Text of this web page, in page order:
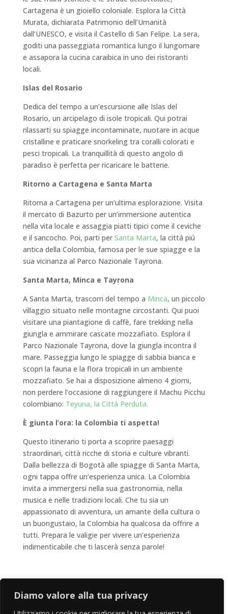
Diamo valore alla tua privacy
Cartagena è un gioiello coloniale. Esplora la Città
Murata, dichiarata Patrimonio dell’Umanità
dall’UNESCO, e visita il Castello di San Felipe. La sera,
goditi una passeggiata romantica lungo il lungomare
e assapora la cucina caraibica in uno dei ristoranti
locali.
Islas del Rosario
Dedica del tempo a un’escursione alle Islas del
Rosario, un arcipelago di isole tropicali. Qui potrai
rilassarti su spiagge incontaminate, nuotare in acque
cristalline e praticare snorkeling tra coralli colorati e
pesci tropicali. La tranquillità di questo angolo di
paradiso è perfetta per ricaricare le batterie.
Ritorno a Cartagena e Santa Marta
Ritorna a Cartagena per un’ultima esplorazione. Visita
il mercato di Bazurto per un’immersione autentica
nella vita locale e assaggia piatti tipici come il ceviche
e il sancocho. Poi, parti per Santa Marta, la cittá piú
antica della Colombia, famosa per le sue spiagge e la
sua vicinanza al Parco Nazionale Tayrona.
Santa Marta, Minca e Tayrona
A Santa Marta, trascorri del tempo a Minca, un piccolo
villaggio situato nelle montagne circostanti. Qui puoi
visitare una piantagione di caffè, fare trekking nella
giungla e ammirare cascate mozzafiato. Esplora il
Parco Nazionale Tayrona, dove la giungla incontra il
mare. Passeggia lungo le spiagge di sabbia bianca e
scopri la fauna e la flora tropicali in un ambiente
mozzafiato. Se hai a disposizione almeno 4 giorni,
non perdere l’occasione di raggiungere il Machu Picchu
colombiano: Teyuna, la Cittá Perduta.
È giunta l’ora: la Colombia ti aspetta!
Questo itinerario ti porta a scoprire paesaggi
straordinari, città ricche di storia e culture vibranti.
Dalla bellezza di Bogotà alle spiagge di Santa Marta,
ogni tappa offre un’esperienza unica. La Colombia
invita a immergersi nella sua gastronomia, nella
musica e nelle tradizioni locali. Che tu sia un
appassionato di avventura, un amante della cultura o
un buongustaio, la Colombia ha qualcosa da offrire a
tutti. Prepara le valigie per vivere un’esperienza
indimenticabile che ti lascerà senza parole!